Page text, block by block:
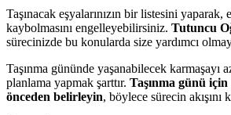
Taşınacak eşyalarınızın bir listesini yaparak,
kaybolmasını engelleyebilirsiniz. Tutuncu
sürecinizde bu konularda size yardımcı
Taşınma gününde yaşanabilecek karmaşayı
planlama yapmak şarttır. Taşınma günü
önceden belirleyin, böylece sürecin akışını